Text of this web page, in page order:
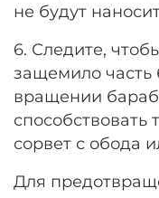
не будут
6. Следите,
защемило
вращении
способствовать
сорвет с обода
Для